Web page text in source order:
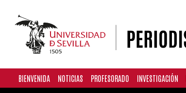
Navegación principal
BIENVENIDA NOTICIAS PROFESORADO INVESTIGACIÓN